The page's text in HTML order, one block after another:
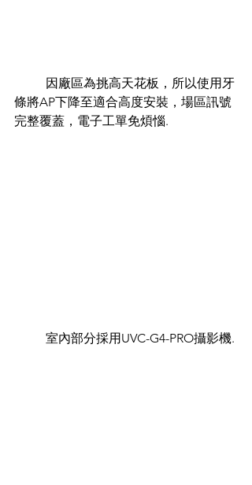
條將AP下降至適合高度安裝，場區訊號
完整覆蓋，電子工單免煩惱.
	室內部分採用UVC-G4-PRO攝影機.